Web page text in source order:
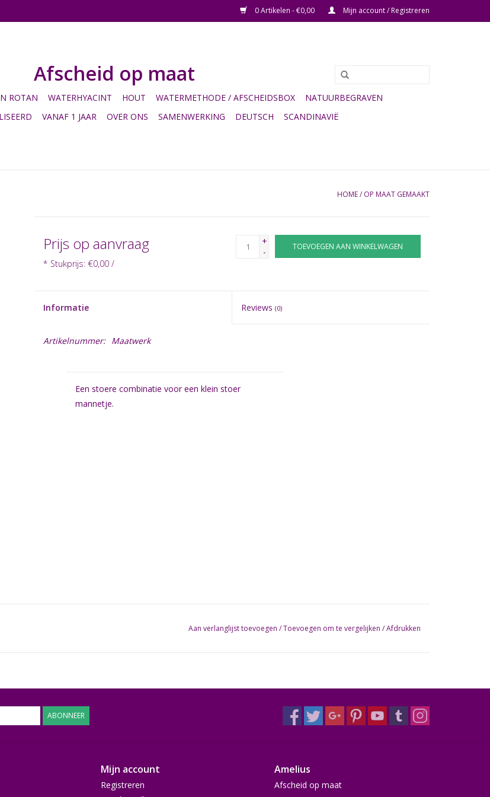
0 Artikelen - €0,00 Mijn account / Registreren
Afscheid op maat
ROTAN WATERHYACINT HOUT WATERMETHODE / AFSCHEIDSBOX
NATUURBEGRAVEN
VANAF 1 JAAR OVER ONS SAMENWERKING DEUTSCH SCANDINAVIË
HOME/ OP MAAT GEMAAKT
Prijs op aanvraag
* Stukprijs: €0,00 /
+
-
TOEVOEGEN AAN WINKELWAGEN
Informatie Reviews(0)
Artikelnummer: Maatwerk
Een stoere combinatie voor een klein stoer
mannetje.
Aan verlanglijst toevoegen /Toevoegen om te vergelijken /Afdrukken
ABONNEER
Mijn account
Registreren
Amelius
Afscheid op maat